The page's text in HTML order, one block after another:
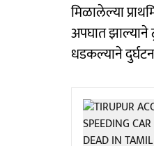
मिळालेल्या
अपघात झाल्याने
धडकल्याने